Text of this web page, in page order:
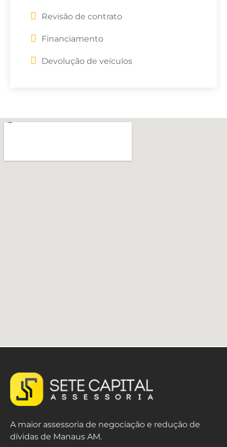
Revisão de contrato
Financiamento
Devolução de veículos
A maior assessoria de negociação e redução de
dívidas de Manaus AM.